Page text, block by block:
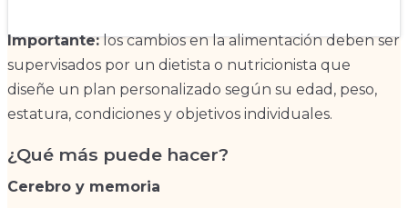
Importante:los cambios en la alimentación deben ser
supervisados por un dietista o nutricionista que
diseñe un plan personalizado según su edad, peso,
estatura, condiciones y objetivos individuales.
¿Qué más puede hacer?
Cerebro y memoria